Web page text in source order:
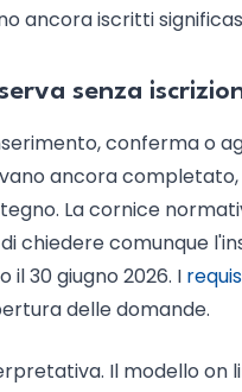
ancora iscritti
senza
conferma o
ancora
La cornice
chiedere comunque
30 giugno 2026. I
delle domande.
Il modello on